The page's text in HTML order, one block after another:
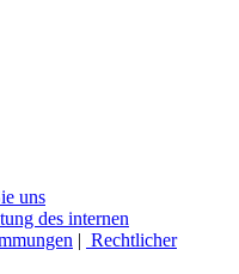
uns
des internen
| Rechtlicher